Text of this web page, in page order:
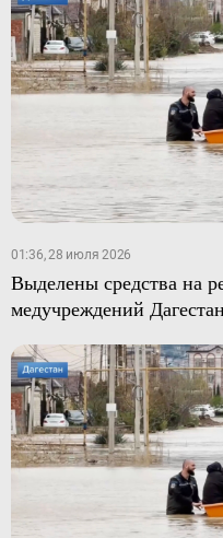
01:36, 28 июля 2026
Выделены средства на
медучреждений